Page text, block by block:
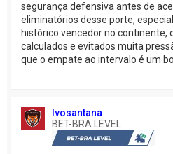
segurança defensiva antes de
eliminatórios desse porte,
histórico vencedor no continente,
calculados e evitados muita
que o empate ao intervalo é um
Ivosantana
BET-BRA LEVEL